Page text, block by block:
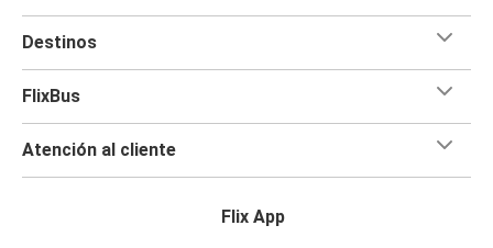
Destinos
FlixBus
Atención al cliente
Flix App